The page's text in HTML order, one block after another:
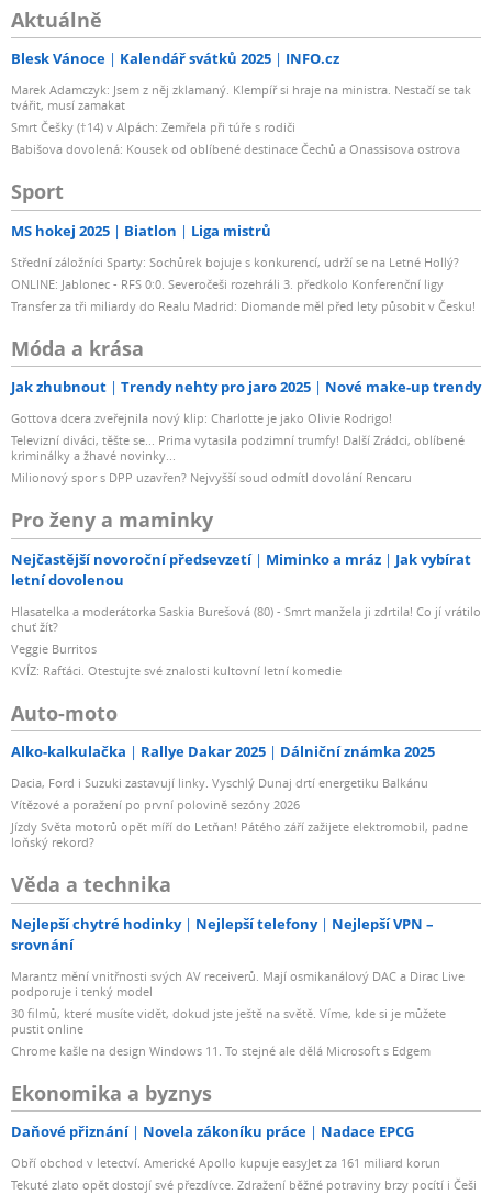
Aktuálně
Blesk Vánoce Kalendář svátků 2025 INFO.cz
Marek Adamczyk: Jsem z něj zklamaný. Klempíř si hraje na ministra. Nestačí se tak
tvářit, musí zamakat
Smrt Češky (†14) v Alpách: Zemřela při túře s rodiči
Babišova dovolená: Kousek od oblíbené destinace Čechů a Onassisova ostrova
Sport
MS hokej 2025 Biatlon Liga mistrů
Střední záložníci Sparty: Sochůrek bojuje s konkurencí, udrží se na Letné Hollý?
ONLINE: Jablonec - RFS 0:0. Severočeši rozehráli 3. předkolo Konferenční ligy
Transfer za tři miliardy do Realu Madrid: Diomande měl před lety působit v Česku!
Móda a krása
Jak zhubnout Trendy nehty pro jaro 2025 Nové make-up trendy
Gottova dcera zveřejnila nový klip: Charlotte je jako Olivie Rodrigo!
Televizní diváci, těšte se... Prima vytasila podzimní trumfy! Další Zrádci, oblíbené
kriminálky a žhavé novinky...
Milionový spor s DPP uzavřen? Nejvyšší soud odmítl dovolání Rencaru
Pro ženy a maminky
Nejčastější novoroční předsevzetí Miminko a mráz
Jak vybírat
letní dovolenou
Hlasatelka a moderátorka Saskia Burešová (80) - Smrt manžela ji zdrtila! Co jí vrátilo
chuť žít?
Veggie Burritos
KVÍZ: Rafťáci. Otestujte své znalosti kultovní letní komedie
Auto-moto
Alko-kalkulačka Rallye Dakar 2025 Dálniční známka 2025
Dacia, Ford i Suzuki zastavují linky. Vyschlý Dunaj drtí energetiku Balkánu
Vítězové a poražení po první polovině sezóny 2026
Jízdy Světa motorů opět míří do Letňan! Pátého září zažijete elektromobil, padne
loňský rekord?
Věda a technika
Nejlepší chytré hodinky Nejlepší telefony
Nejlepší VPN –
srovnání
Marantz mění vnitřnosti svých AV receiverů. Mají osmikanálový DAC a Dirac Live
podporuje i tenký model
30 filmů, které musíte vidět, dokud jste ještě na světě. Víme, kde si je můžete
pustit online
Chrome kašle na design Windows 11. To stejné ale dělá Microsoft s Edgem
Ekonomika a byznys
Daňové přiznání Novela zákoníku práce Nadace EPCG
Obří obchod v letectví. Americké Apollo kupuje easyJet za 161 miliard korun
Tekuté zlato opět dostojí své přezdívce. Zdražení běžné potraviny brzy pocítí i Češi